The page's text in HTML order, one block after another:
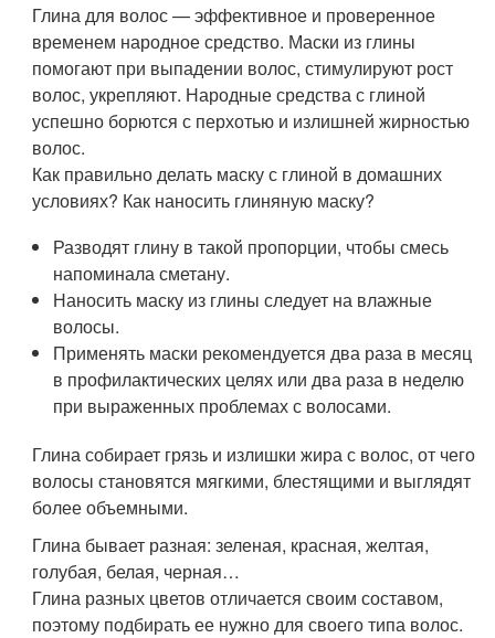
Глина для волос — эффективное и проверенное
временем народное средство. Маски из глины
помогают при выпадении волос, стимулируют рост
волос, укрепляют. Народные средства с глиной
успешно борются с перхотью и излишней жирностью
волос.
Как правильно делать маску с глиной в домашних
условиях? Как наносить глиняную маску?
Разводят глину в такой пропорции, чтобы смесь
напоминала сметану.
Наносить маску из глины следует на влажные
волосы.
Применять маски рекомендуется два раза в месяц
в профилактических целях или два раза в неделю
при выраженных проблемах с волосами.
Глина собирает грязь и излишки жира с волос, от чего
волосы становятся мягкими, блестящими и выглядят
более объемными.
Глина бывает разная: зеленая, красная, желтая,
голубая, белая, черная…
Глина разных цветов отличается своим составом,
поэтому подбирать ее нужно для своего типа волос.